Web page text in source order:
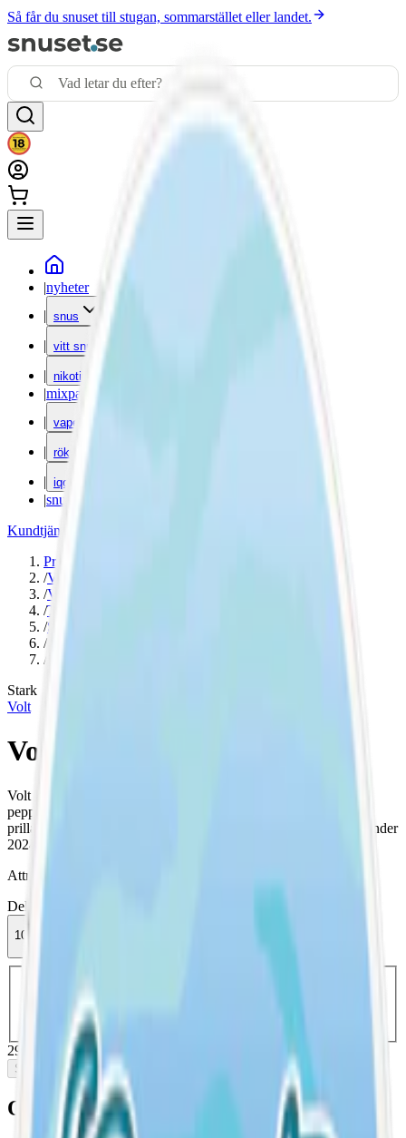
Så får du snuset till stugan, sommarstället eller landet.
|nyheter
| snus
| vitt snus
| nikotinfritt
|mixpack
| vape
| rökning
| iqos
|snuskuriren
Kundtjänst
Produkter
/Volt
/Vitt snus
/Torr Portion
/Slim
/
/
Stark
Volt
Volt Cool Crisp Mint Stark
Volt Cool Crisp Mint Stark Slim är starkt vitt snus med
pepparmintsmak med en högre nikotinhalt. 10,5 mg nikotin per
prilla. OBS! Volt Cool Crisp Mint kommer utgå ur sortimentet under
2024 i och med att Swedish Match lägger ner varumärket Volt.
Attribut
Delisted
10-pack
299,50 kr
1 472,50 kr
299,50 kr
/10-pack
Slut i lager
Om Volt Cool Crisp Mint Stark